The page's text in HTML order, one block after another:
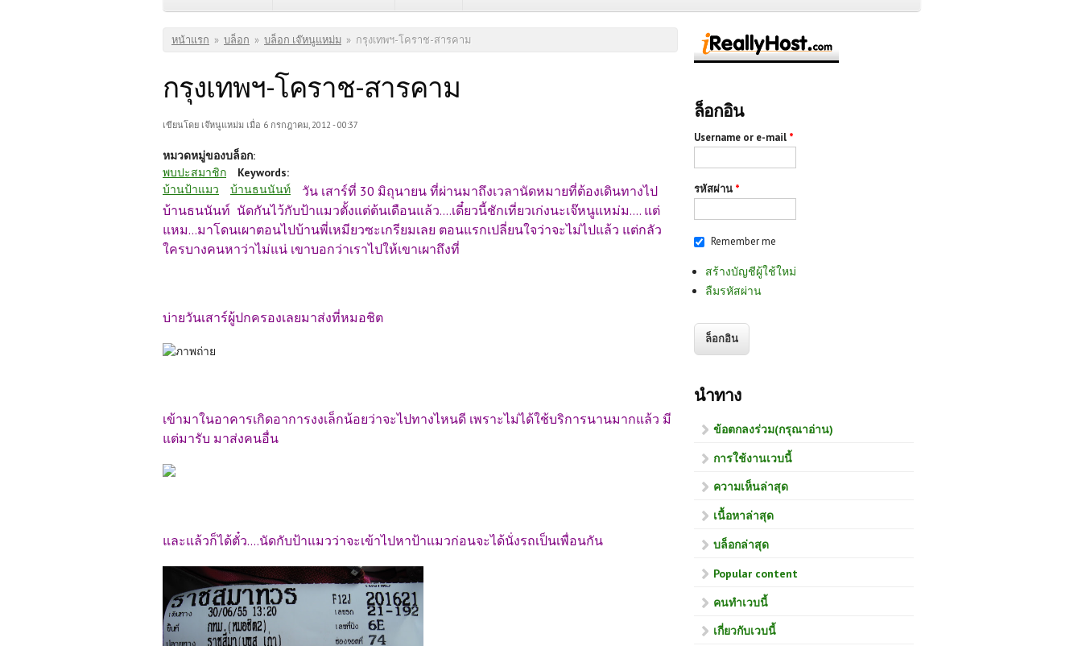
คุณอยู่ที่นี่
หน้าแรก » บล็อก » บล็อก เจ๊หนูแหม่ม » กรุงเทพฯ-โคราช-สารคาม
กรุงเทพฯ-โคราช-สารคาม
เขียนโดย เจ๊หนูแหม่ม เมื่อ 6 กรกฎาคม, 2012 - 00:37
หมวดหมู่ของบล็อก:
พบปะสมาชิก
Keywords:
บ้านป้าแมว
บ้านธนนันท์
วัน เสาร์ที่ 30 มิถุนายน ที่ผ่านมาถึงเวลานัดหมายที่ต้องเดินทางไป
บ้านธนนันท์ นัดกันไว้กับป้าแมวตั้งแต่ต้นเดือนแล้ว....เดี๋ยวนี้ชักเที่ยวเก่งนะเจ๊หนูแหม่ม.... แต่
แหม...มาโดนเผาตอนไปบ้านพี่เหมียวซะเกรียมเลย ตอนแรกเปลี่ยนใจว่าจะไม่ไปแล้ว แต่กลัว
ใครบางคนหาว่าไม่แน่ เขาบอกว่าเราไปให้เขาเผาถึงที่
บ่ายวันเสาร์ผู้ปกครองเลยมาส่งที่หมอชิต
เข้ามาในอาคารเกิดอาการงงเล็กน้อยว่าจะไปทางไหนดี เพราะไม่ได้ใช้บริการนานมากแล้ว มี
แต่มารับ มาส่งคนอื่น
และแล้วก็ได้ตั๋ว....นัดกับป้าแมวว่าจะเข้าไปหาป้าแมวก่อนจะได้นั่งรถเป็นเพื่อนกัน
ล็อกอิน
Username or e-mail *
รหัสผ่าน *
Remember me
สร้างบัญชีผู้ใช้ใหม่
ลืมรหัสผ่าน
นำทาง
ข้อตกลงร่วม(กรุณาอ่าน)
การใช้งานเวบนี้
ความเห็นล่าสุด
เนื้อหาล่าสุด
บล็อกล่าสุด
Popular content
คนทำเวบนี้
เกี่ยวกับเวบนี้